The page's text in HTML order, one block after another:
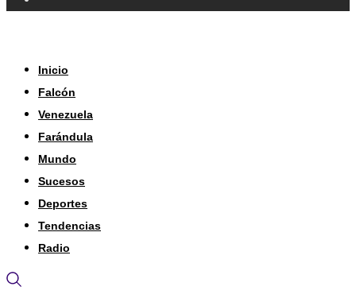
Inicio
Falcón
Venezuela
Farándula
Mundo
Sucesos
Deportes
Tendencias
Radio